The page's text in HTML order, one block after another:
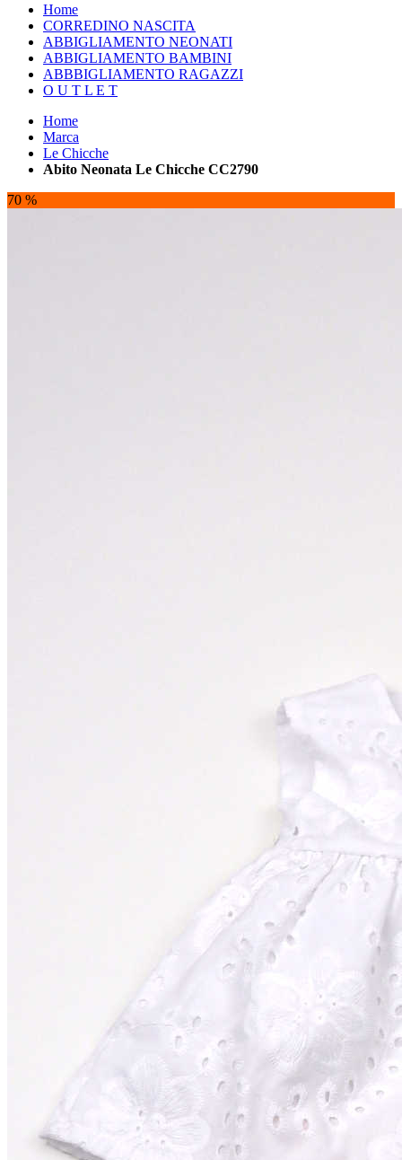
Home
CORREDINO NASCITA
ABBIGLIAMENTO NEONATI
ABBIGLIAMENTO BAMBINI
ABBBIGLIAMENTO RAGAZZI
O U T L E T
Home
Marca
Le Chicche
Abito Neonata Le Chicche CC2790
70 %